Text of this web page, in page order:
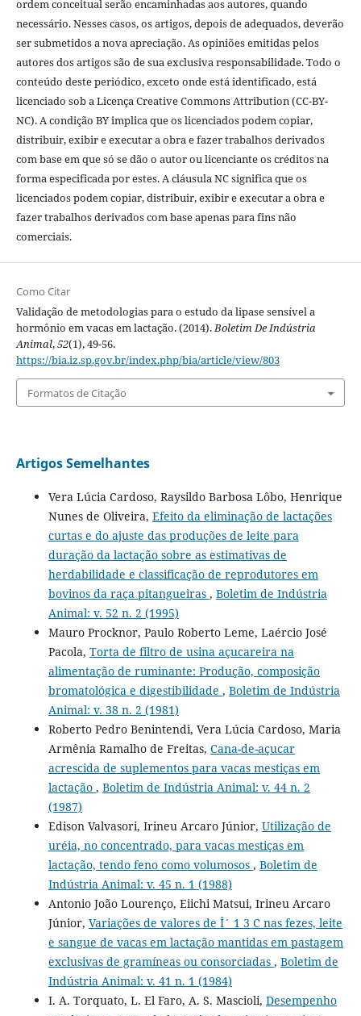
ordem conceitual serão encaminhadas aos autores, quando
necessário. Nesses casos, os artigos, depois de adequados, deverão
ser submetidos a nova apreciação. As opiniões emitidas pelos
autores dos artigos são de sua exclusiva responsabilidade. Todo o
conteúdo deste periódico, exceto onde está identificado, está
licenciado sob a Licença Creative Commons Attribution (CC-BY-
NC). A condição BY implica que os licenciados podem copiar,
distribuir, exibir e executar a obra e fazer trabalhos derivados
com base em que só se dão o autor ou licenciante os créditos na
forma especificada por estes. A cláusula NC significa que os
licenciados podem copiar, distribuir, exibir e executar a obra e
fazer trabalhos derivados com base apenas para fins não
comerciais.
Como Citar
Validação de metodologias para o estudo da lipase sensível a
hormônio em vacas em lactação. (2014).Boletim De Indústria
Animal,52(1), 49-56.
https://bia.iz.sp.gov.br/index.php/bia/article/view/803
Formatos de Citação
Artigos Semelhantes
Vera Lúcia Cardoso, Raysildo Barbosa Lôbo, Henrique
Nunes de Oliveira, Efeito da eliminação de lactações
curtas e do ajuste das produções de leite para
duração da lactação sobre as estimativas de
herdabilidade e classificação de reprodutores em
bovinos da raça pitangueiras , Boletim de Indústria
Animal: v. 52 n. 2 (1995)
Mauro Procknor, Paulo Roberto Leme, Laércio José
Pacola, Torta de filtro de usina açucareira na
alimentação de ruminante: Produção, composição
bromatológica e digestibilidade , Boletim de Indústria
Animal: v. 38 n. 2 (1981)
Roberto Pedro Benintendi, Vera Lúcia Cardoso, Maria
Armênia Ramalho de Freitas, Cana-de-açucar
acrescida de suplementos para vacas mestiças em
lactação , Boletim de Indústria Animal: v. 44 n. 2
(1987)
Edison Valvasori, Irineu Arcaro Júnior, Utilização de
uréia, no concentrado, para vacas mestiças em
lactação, tendo feno como volumosos , Boletim de
Indústria Animal: v. 45 n. 1 (1988)
Antonio João Lourenço, Eiichi Matsui, Irineu Arcaro
Júnior, Variações de valores de Î´ 1 3 C nas fezes, leite
e sangue de vacas em lactação mantidas em pastagem
exclusivas de gramíneas ou consorciadas , Boletim de
Indústria Animal: v. 41 n. 1 (1984)
I. A. Torquato, L. El Faro, A. S. Mascioli, Desempenho